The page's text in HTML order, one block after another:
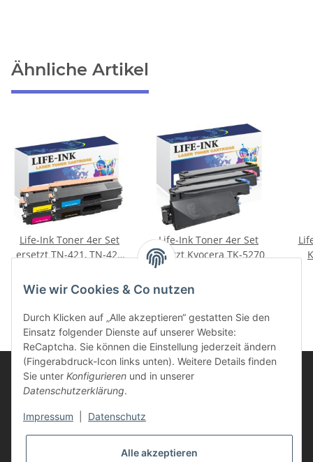
Ähnliche Artikel
Life-Ink Toner 4er Set
ersetzt TN-421, TN-423
Life-Ink Toner 4er Set
ersetzt Kyocera TK-5270
Kunden Service
Wie wir Cookies & Co nutzen
Durch Klicken auf „Alle akzeptieren“ gestatten Sie den
Einsatz folgender Dienste auf unserer Website:
ReCaptcha. Sie können die Einstellung jederzeit ändern
(Fingerabdruck-Icon links unten). Weitere Details finden
Sie unter Konfigurieren und in unserer
Datenschutzerklärung.
Impressum Datenschutz
Alle akzeptieren